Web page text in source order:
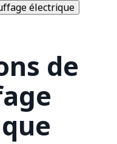
électrique
de